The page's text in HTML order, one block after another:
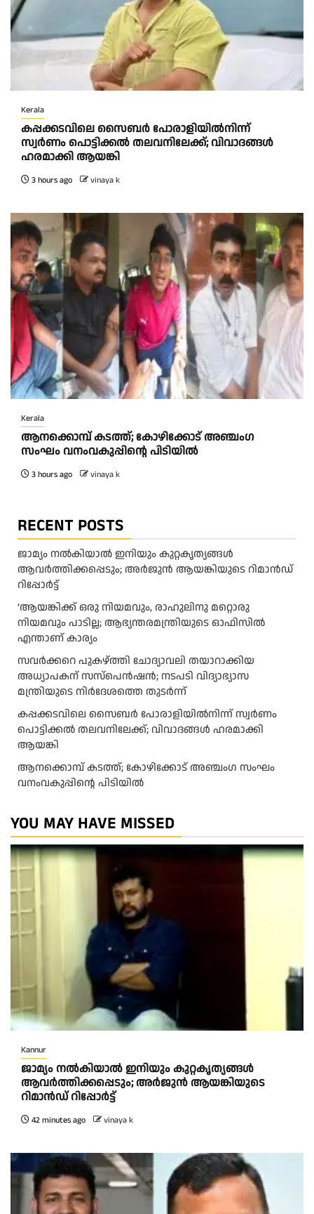
Kerala
കപ്പക്കടവിലെ സൈബർ പോരാളിയിൽനിന്ന്
സ്വർണം പൊട്ടിക്കൽ തലവനിലേക്ക്; വിവാദങ്ങൾ
ഹരമാക്കി ആയങ്കി
3 hours ago vinaya k
Kerala
ആനക്കൊമ്പ് കടത്ത്; കോഴിക്കോട് അഞ്ചംഗ
സംഘം വനംവകുപ്പിന്റെ പിടിയിൽ
3 hours ago vinaya k
RECENT POSTS
ജാമ്യം നൽകിയാൽ ഇനിയും കുറ്റകൃത്യങ്ങൾ
ആവർത്തിക്കപ്പെടും; അർജുൻ ആയങ്കിയുടെ റിമാൻഡ്
റിപ്പോർട്ട്
‘ആയങ്കിക്ക് ഒരു നിയമവും, രാഹുലിനു മറ്റൊരു
നിയമവും പാടില്ല; ആഭ്യന്തരമന്ത്രിയുടെ ഓഫിസിൽ
എന്താണ് കാര്യം
സവർക്കറെ പുകഴ്ത്തി ചോദ്യാവലി തയാറാക്കിയ
അധ്യാപകന് സസ്പെൻഷൻ; നടപടി വിദ്യാഭ്യാസ
മന്ത്രിയുടെ നിർദേശത്തെ തുടർന്ന്
കപ്പക്കടവിലെ സൈബർ പോരാളിയിൽനിന്ന് സ്വർണം
പൊട്ടിക്കൽ തലവനിലേക്ക്; വിവാദങ്ങൾ ഹരമാക്കി
ആയങ്കി
ആനക്കൊമ്പ് കടത്ത്; കോഴിക്കോട് അഞ്ചംഗ സംഘം
വനംവകുപ്പിന്റെ പിടിയിൽ
YOU MAY HAVE MISSED
Kannur
ജാമ്യം നൽകിയാൽ ഇനിയും കുറ്റകൃത്യങ്ങൾ
ആവർത്തിക്കപ്പെടും; അർജുൻ ആയങ്കിയുടെ
റിമാൻഡ് റിപ്പോർട്ട്
42 minutes ago vinaya k